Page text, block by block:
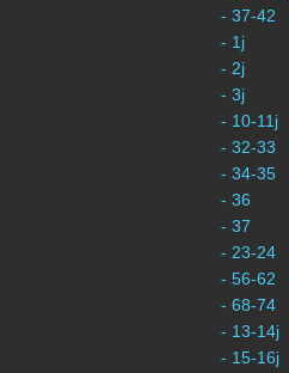
- 37-42
- 1j
- 2j
- 3j
- 10-11j
- 32-33
- 34-35
- 36
- 37
- 23-24
- 56-62
- 68-74
- 13-14j
- 15-16j